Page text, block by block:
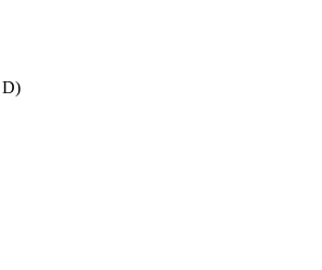
D)